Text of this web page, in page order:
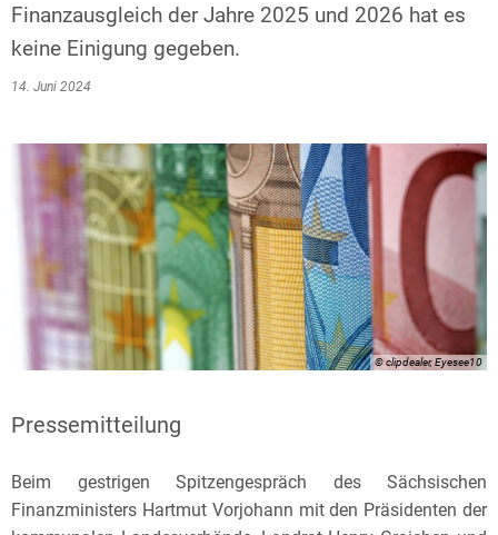
Finanzausgleich der Jahre 2025 und 2026 hat es
keine Einigung gegeben.
14. Juni 2024
© clipdealer, Eyesee10
Pressemitteilung
Beim gestrigen Spitzengespräch des Sächsischen
Finanzministers Hartmut Vorjohann mit den Präsidenten der